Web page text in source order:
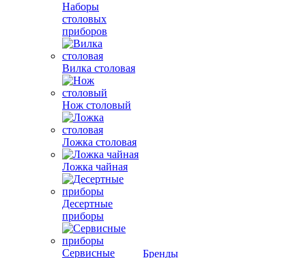
Наборы
столовых
приборов
Вилка столовая
Нож столовый
Ложка столовая
Ложка чайная
Десертные
приборы
Сервисные
Бренды